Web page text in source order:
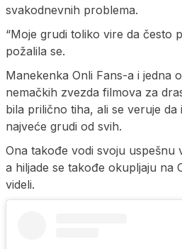
svakodnevnih problema.
“Moje grudi toliko vire da često
požalila se.
Manekenka Onli Fans-a i jedna
nemačkih zvezda filmova za
bila prilično tiha, ali se veruje
najveće grudi od svih.
Ona takođe vodi svoju uspešnu
a hiljade se takođe okupljaju na
videli.